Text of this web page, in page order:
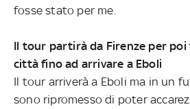
fosse stato per me.
Il tour partirà da Firenze per poi
città fino ad arrivare a Eboli
Il tour arriverà a Eboli ma in un
sono ripromesso di poter